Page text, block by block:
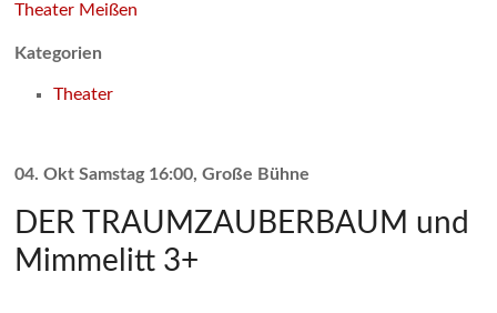
Theater Meißen
Kategorien
Theater
04. Okt Samstag 16:00, Große Bühne
DER TRAUMZAUBERBAUM und
Mimmelitt 3+